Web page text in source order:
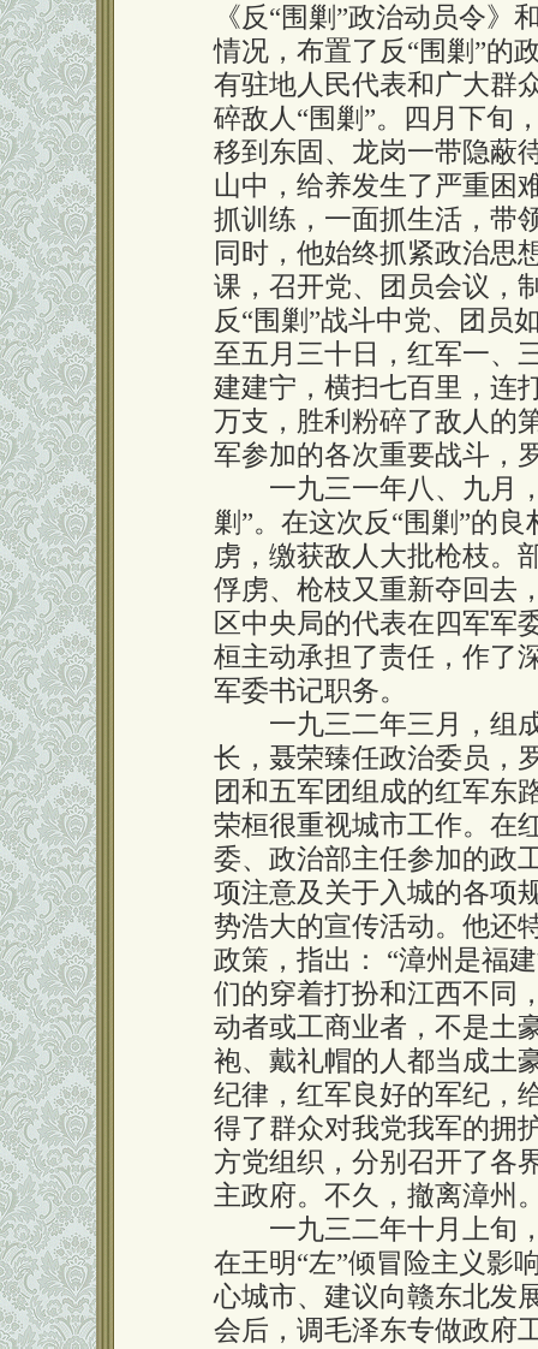
《反“围剿”政治动员令
情况，布置了反“围剿”的
有驻地人民代表和广大群
碎敌人“围剿”。四月下旬
移到东固、龙岗一带隐蔽
山中，给养发生了严重困
抓训练，一面抓生活，带
同时，他始终抓紧政治思
课，召开党、团员会议，
反“围剿”战斗中党、团员
至五月三十日，红军一、
建建宁，横扫七百里，连
万支，胜利粉碎了敌人的
军参加的各次重要战斗，
一九三一年八、九月，
剿”。在这次反“围剿”的
虏，缴获敌人大批枪枝。
俘虏、枪枝又重新夺回去
区中央局的代表在四军军
桓主动承担了责任，作了
军委书记职务。
一九三二年三月，组成
长，聂荣臻任政治委员，
团和五军团组成的红军东
荣桓很重视城市工作。在
委、政治部主任参加的政
项注意及关于入城的各项
势浩大的宣传活动。他还
政策，指出： “漳州是福
们的穿着打扮和江西不同
动者或工商业者，不是土
袍、戴礼帽的人都当成土
纪律，红军良好的军纪，
得了群众对我党我军的拥
方党组织，分别召开了各
主政府。不久，撤离漳州
一九三二年十月上旬，
在王明“左”倾冒险主义影
心城市、建议向赣东北发
会后，调毛泽东专做政府